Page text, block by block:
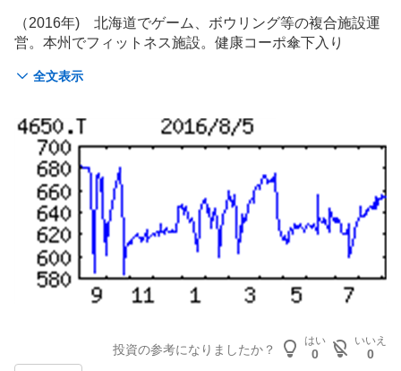
事
全文表示
（2016年) 北海道でゲーム
、ボウリング等の複合施設運
営。本州でフィットネス施設。健康コーポ傘下入り
黒字化がプラスに。ゲーム、フィットネス、ボウリングも
用が消えて営業益戻す。配当性向３割メド。 【中 止】
ＲＩＺＡＰ』の知見生かし開発進めた新ダイエットプロ
グラムの事業化を断念。退会率低下など重視した新モデル
構築、フィットネス成長戦略はやり直し。
投資の参考になりましたか？
はい
0
いいえ
0